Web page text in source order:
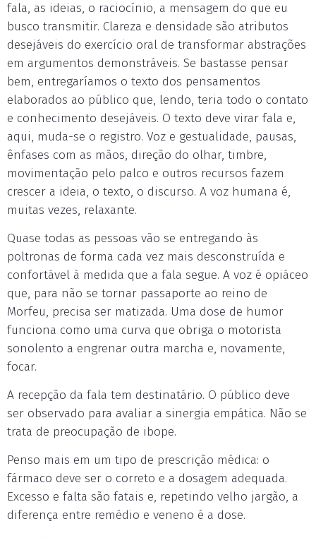
fala, as ideias, o raciocínio, a mensagem do que eu
busco transmitir. Clareza e densidade são atributos
desejáveis do exercício oral de transformar abstrações
em argumentos demonstráveis. Se bastasse pensar
bem, entregaríamos o texto dos pensamentos
elaborados ao público que, lendo, teria todo o contato
e conhecimento desejáveis. O texto deve virar fala e,
aqui, muda-se o registro. Voz e gestualidade, pausas,
ênfases com as mãos, direção do olhar, timbre,
movimentação pelo palco e outros recursos fazem
crescer a ideia, o texto, o discurso. A voz humana é,
muitas vezes, relaxante.
Quase todas as pessoas vão se entregando às
poltronas de forma cada vez mais desconstruída e
confortável à medida que a fala segue. A voz é opiáceo
que, para não se tornar passaporte ao reino de
Morfeu, precisa ser matizada. Uma dose de humor
funciona como uma curva que obriga o motorista
sonolento a engrenar outra marcha e, novamente,
focar.
A recepção da fala tem destinatário. O público deve
ser observado para avaliar a sinergia empática. Não se
trata de preocupação de ibope.
Penso mais em um tipo de prescrição médica: o
fármaco deve ser o correto e a dosagem adequada.
Excesso e falta são fatais e, repetindo velho jargão, a
diferença entre remédio e veneno é a dose.